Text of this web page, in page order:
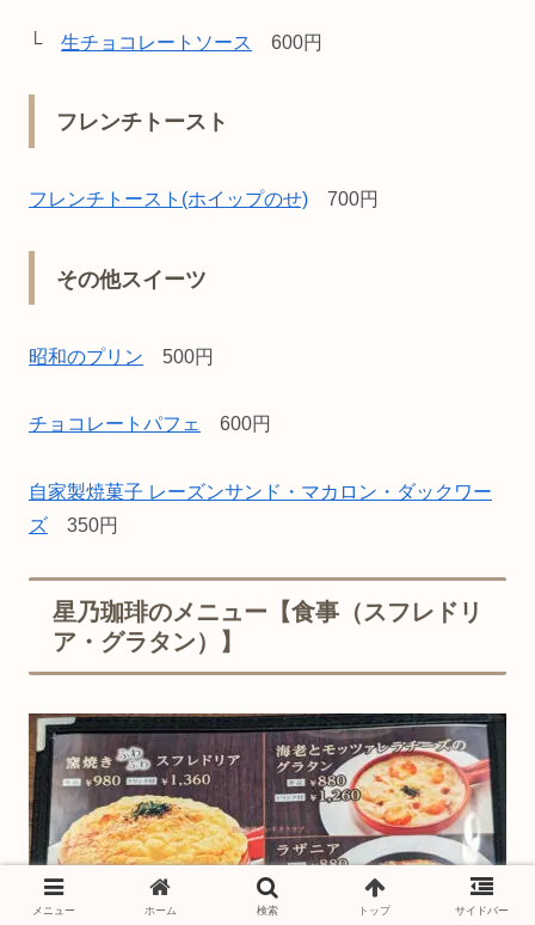
└ 生チョコレートソース 600円
フレンチトースト
フレンチトースト(ホイップのせ) 700円
その他スイーツ
昭和のプリン 500円
チョコレートパフェ 600円
自家製焼菓子 レーズンサンド・マカロン・ダックワー
ズ 350円
星乃珈琲のメニュー【食事（スフレドリ
ア・グラタン）】
メニュー ホーム 検索 トップ サイドバー